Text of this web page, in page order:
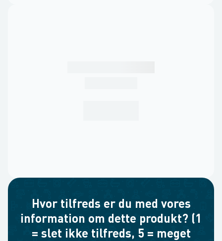
Hvor tilfreds er du med vores
information om dette produkt? (1
= slet ikke tilfreds, 5 = meget